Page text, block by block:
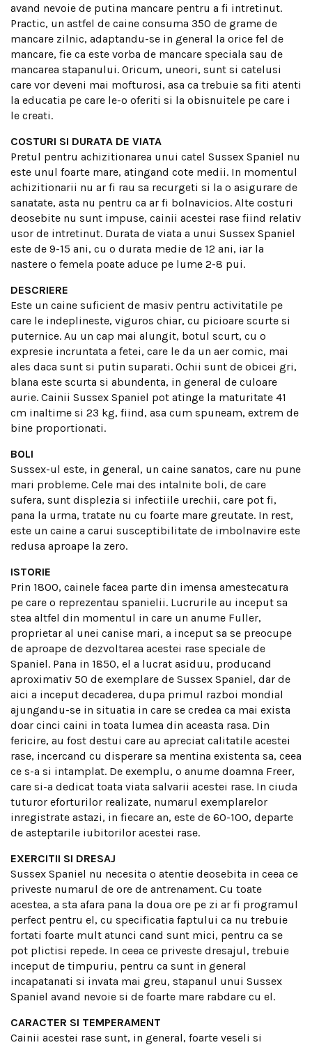
avand nevoie de putina mancare pentru a fi intretinut.
Practic, un astfel de caine consuma 350 de grame de
mancare zilnic, adaptandu-se in general la orice fel de
mancare, fie ca este vorba de mancare speciala sau de
mancarea stapanului. Oricum, uneori, sunt si catelusi
care vor deveni mai mofturosi, asa ca trebuie sa fiti atenti
la educatia pe care le-o oferiti si la obisnuitele pe care i
le creati.
COSTURI SI DURATA DE VIATA
Pretul pentru achizitionarea unui catel Sussex Spaniel nu
este unul foarte mare, atingand cote medii. In momentul
achizitionarii nu ar fi rau sa recurgeti si la o asigurare de
sanatate, asta nu pentru ca ar fi bolnavicios. Alte costuri
deosebite nu sunt impuse, cainii acestei rase fiind relativ
usor de intretinut. Durata de viata a unui Sussex Spaniel
este de 9-15 ani, cu o durata medie de 12 ani, iar la
nastere o femela poate aduce pe lume 2-8 pui.
DESCRIERE
Este un caine suficient de masiv pentru activitatile pe
care le indeplineste, viguros chiar, cu picioare scurte si
puternice. Au un cap mai alungit, botul scurt, cu o
expresie incruntata a fetei, care le da un aer comic, mai
ales daca sunt si putin suparati. Ochii sunt de obicei gri,
blana este scurta si abundenta, in general de culoare
aurie. Cainii Sussex Spaniel pot atinge la maturitate 41
cm inaltime si 23 kg, fiind, asa cum spuneam, extrem de
bine proportionati.
BOLI
Sussex-ul este, in general, un caine sanatos, care nu pune
mari probleme. Cele mai des intalnite boli, de care
sufera, sunt displezia si infectiile urechii, care pot fi,
pana la urma, tratate nu cu foarte mare greutate. In rest,
este un caine a carui susceptibilitate de imbolnavire este
redusa aproape la zero.
ISTORIE
Prin 1800, cainele facea parte din imensa amestecatura
pe care o reprezentau spanielii. Lucrurile au inceput sa
stea altfel din momentul in care un anume Fuller,
proprietar al unei canise mari, a inceput sa se preocupe
de aproape de dezvoltarea acestei rase speciale de
Spaniel. Pana in 1850, el a lucrat asiduu, producand
aproximativ 50 de exemplare de Sussex Spaniel, dar de
aici a inceput decaderea, dupa primul razboi mondial
ajungandu-se in situatia in care se credea ca mai exista
doar cinci caini in toata lumea din aceasta rasa. Din
fericire, au fost destui care au apreciat calitatile acestei
rase, incercand cu disperare sa mentina existenta sa, ceea
ce s-a si intamplat. De exemplu, o anume doamna Freer,
care si-a dedicat toata viata salvarii acestei rase. In ciuda
tuturor eforturilor realizate, numarul exemplarelor
inregistrate astazi, in fiecare an, este de 60-100, departe
de asteptarile iubitorilor acestei rase.
EXERCITII SI DRESAJ
Sussex Spaniel nu necesita o atentie deosebita in ceea ce
priveste numarul de ore de antrenament. Cu toate
acestea, a sta afara pana la doua ore pe zi ar fi programul
perfect pentru el, cu specificatia faptului ca nu trebuie
fortati foarte mult atunci cand sunt mici, pentru ca se
pot plictisi repede. In ceea ce priveste dresajul, trebuie
inceput de timpuriu, pentru ca sunt in general
incapatanati si invata mai greu, stapanul unui Sussex
Spaniel avand nevoie si de foarte mare rabdare cu el.
CARACTER SI TEMPERAMENT
Cainii acestei rase sunt, in general, foarte veseli si